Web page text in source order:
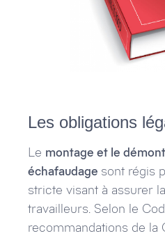
Les obligations
Le montage et le
échafaudage sont régis
stricte visant à assurer
travailleurs. Selon le
recommandations de la